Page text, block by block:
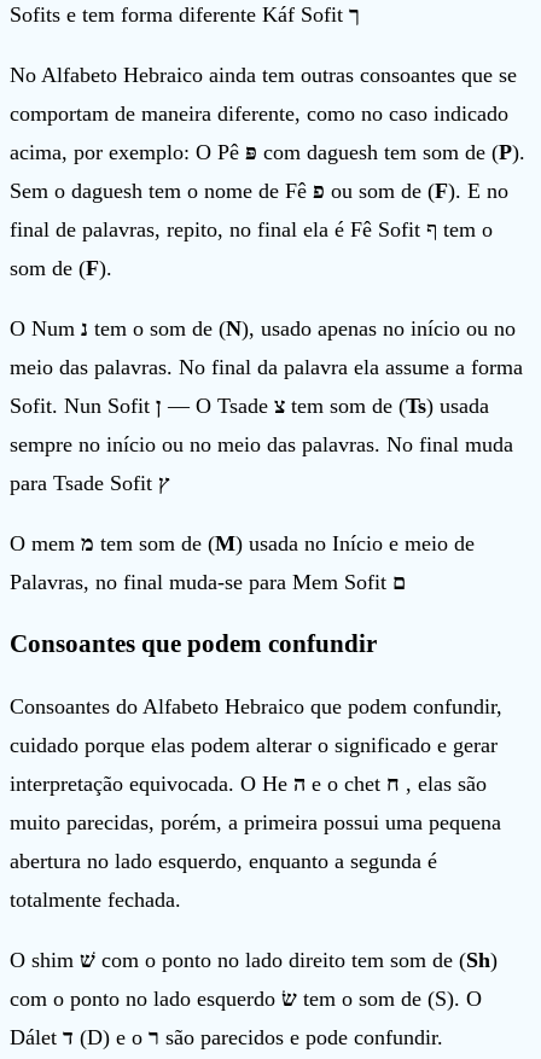
Sofits e tem forma diferente Káf Sofit ך
No Alfabeto Hebraico ainda tem outras consoantes que se
comportam de maneira diferente, como no caso indicado
acima, por exemplo: O Pê פּ com daguesh tem som de (P).
Sem o daguesh tem o nome de Fê פ ou som de (F). E no
final de palavras, repito, no final ela é Fê Sofit ף tem o
som de (F).
O Num נ tem o som de (N), usado apenas no início ou no
meio das palavras. No final da palavra ela assume a forma
Sofit. Nun Sofit ן — O Tsade צ tem som de (Ts) usada
sempre no início ou no meio das palavras. No final muda
para Tsade Sofit ץ
O mem מ tem som de (M) usada no Início e meio de
Palavras, no final muda-se para Mem Sofit ם
Consoantes que podem confundir
Consoantes do Alfabeto Hebraico que podem confundir,
cuidado porque elas podem alterar o significado e gerar
interpretação equivocada. O He ה e o chet ח , elas são
muito parecidas, porém, a primeira possui uma pequena
abertura no lado esquerdo, enquanto a segunda é
totalmente fechada.
O shim שׁ com o ponto no lado direito tem som de (Sh)
com o ponto no lado esquerdo שׂ tem o som de (S). O
Dálet ד (D) e o são parecidos e pode confundir.